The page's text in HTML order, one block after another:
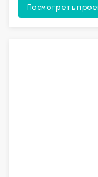
Посмотреть